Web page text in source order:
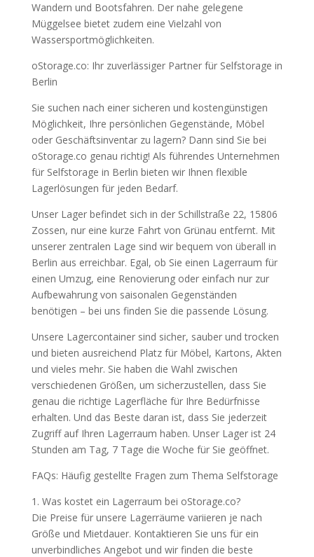
Wandern und Bootsfahren. Der nahe gelegene
Müggelsee bietet zudem eine Vielzahl von
Wassersportmöglichkeiten.
oStorage.co: Ihr zuverlässiger Partner für Selfstorage in
Berlin
Sie suchen nach einer sicheren und kostengünstigen
Möglichkeit, Ihre persönlichen Gegenstände, Möbel
oder Geschäftsinventar zu lagern? Dann sind Sie bei
oStorage.co genau richtig! Als führendes Unternehmen
für Selfstorage in Berlin bieten wir Ihnen flexible
Lagerlösungen für jeden Bedarf.
Unser Lager befindet sich in der Schillstraße 22, 15806
Zossen, nur eine kurze Fahrt von Grünau entfernt. Mit
unserer zentralen Lage sind wir bequem von überall in
Berlin aus erreichbar. Egal, ob Sie einen Lagerraum für
einen Umzug, eine Renovierung oder einfach nur zur
Aufbewahrung von saisonalen Gegenständen
benötigen – bei uns finden Sie die passende Lösung.
Unsere Lagercontainer sind sicher, sauber und trocken
und bieten ausreichend Platz für Möbel, Kartons, Akten
und vieles mehr. Sie haben die Wahl zwischen
verschiedenen Größen, um sicherzustellen, dass Sie
genau die richtige Lagerfläche für Ihre Bedürfnisse
erhalten. Und das Beste daran ist, dass Sie jederzeit
Zugriff auf Ihren Lagerraum haben. Unser Lager ist 24
Stunden am Tag, 7 Tage die Woche für Sie geöffnet.
FAQs: Häufig gestellte Fragen zum Thema Selfstorage
1. Was kostet ein Lagerraum bei oStorage.co?
Die Preise für unsere Lagerräume variieren je nach
Größe und Mietdauer. Kontaktieren Sie uns für ein
unverbindliches Angebot und wir finden die beste